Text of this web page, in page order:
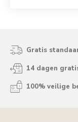
Gratis
14 dagen
100% veilige